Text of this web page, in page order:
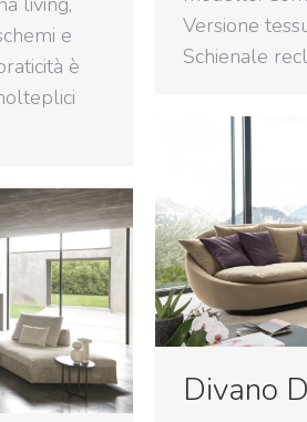
e
è
Versione
Schienale
Divano